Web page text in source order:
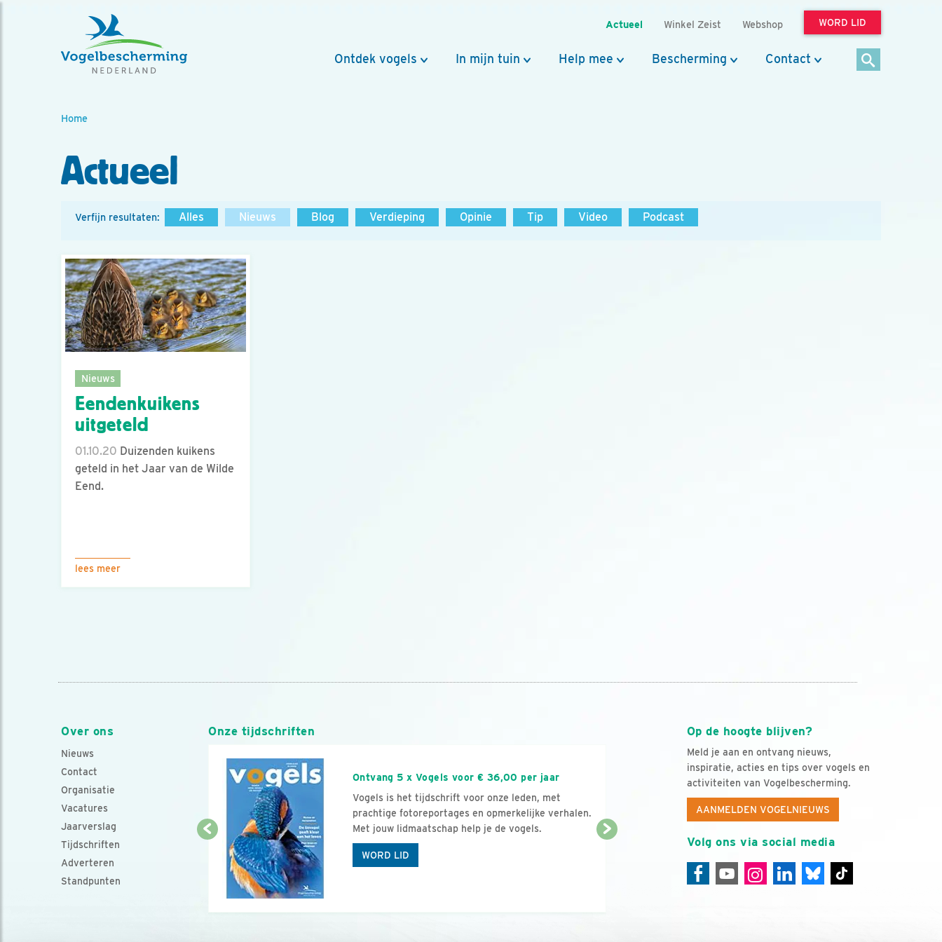
Actueel Winkel Zeist Webshop WORD LID
Ontdek vogels In mijn tuin Help mee Bescherming Contact
Home
Actueel
Verfijn resultaten: Alles Nieuws Blog Verdieping Opinie Tip Video Podcast
Nieuws
Eendenkuikens
uitgeteld
01.10.20 Duizenden kuikens
geteld in het Jaar van de Wilde
Eend.
lees meer
Over ons
Nieuws
Contact
Organisatie
Vacatures
Jaarverslag
Tijdschriften
Adverteren
Standpunten
Op de hoogte blijven?
Meld je aan en ontvang nieuws,
inspiratie, acties en tips over vogels en
activiteiten van Vogelbescherming.
AANMELDEN VOGELNIEUWS
Volg ons via social media
Onze tijdschriften
Ontvang 5 x Vogels voor € 36,00 per jaar
Vogels is het tijdschrift voor onze leden, met
prachtige fotoreportages en opmerkelijke verhalen.
Met jouw lidmaatschap help je de vogels.
WORD LID